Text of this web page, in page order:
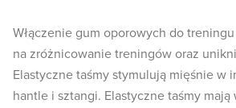
Włączenie gum oporowych do
na zróżnicowanie treningów oraz
Elastyczne taśmy stymulują mięśnie w
hantle i sztangi. Elastyczne taśmy